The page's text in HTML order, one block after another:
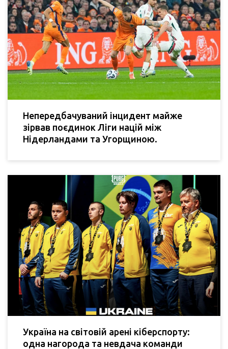
Непередбачуваний інцидент майже
зірвав поєдинок Ліги націй між
Нідерландами та Угорщиною.
Україна на світовій арені кіберспорту:
одна нагорода та невдача команди